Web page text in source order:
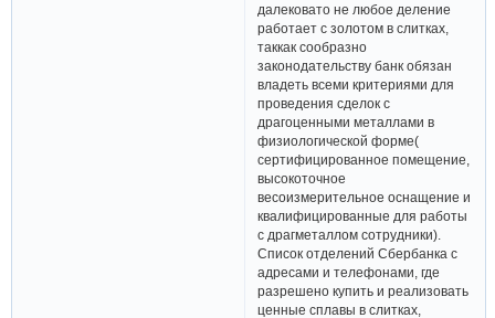
далековато не любое деление
работает с золотом в слитках,
таккак сообразно
законодательству банк обязан
владеть всеми критериями для
проведения сделок с
драгоценными металлами в
физиологической форме(
сертифицированное помещение,
высокоточное
весоизмерительное оснащение и
квалифицированные для работы
с драгметаллом сотрудники).
Список отделений Сбербанка с
адресами и телефонами, где
разрешено купить и реализовать
ценные сплавы в слитках,